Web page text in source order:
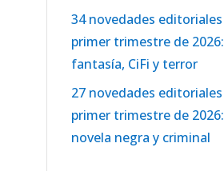
34 novedades editoriales
primer trimestre de 2026:
fantasía, CiFi y terror
27 novedades editoriales
primer trimestre de 2026:
novela negra y criminal